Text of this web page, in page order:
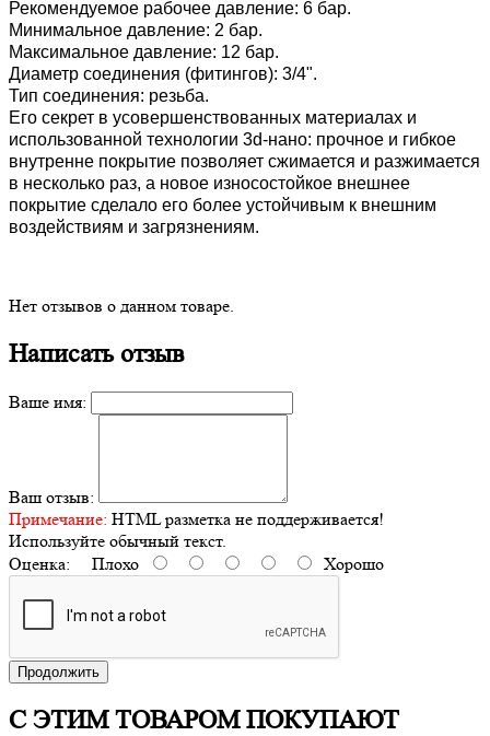
Рекомендуемое рабочее давление: 6 бар.
Минимальное давление: 2 бар.
Максимальное давление: 12 бар.
Диаметр соединения (фитингов): 3/4".
Тип соединения: резьба.
Его секрет в усовершенствованных материалах и
использованной технологии 3d-нано: прочное и гибкое
внутренне покрытие позволяет сжимается и разжимается
в несколько раз, а новое износостойкое внешнее
покрытие сделало его более устойчивым к внешним
воздействиям и загрязнениям.
Нет отзывов о данном товаре.
Написать отзыв
Ваше имя:
Ваш отзыв:
Примечание: HTML разметка не поддерживается!
Используйте обычный текст.
Оценка: Плохо Хорошо
Продолжить
С ЭТИМ ТОВАРОМ ПОКУПАЮТ